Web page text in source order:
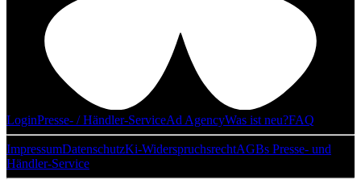
LoginPresse- / Händler-ServiceAd AgencyWas ist neu?FAQ
ImpressumDatenschutzKi-WiderspruchsrechtAGBs Presse- und
Händler-Service